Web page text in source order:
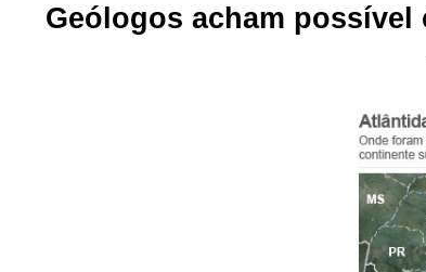
Geólogos acham possível